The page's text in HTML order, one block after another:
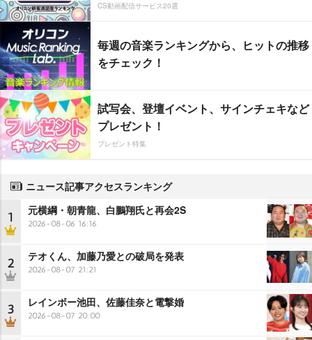
CS動画配信サービス20選
毎週の音楽ランキングから、ヒットの推移
をチェック！
試写会、登壇イベント、サインチェキなど
プレゼント！
プレゼント特集
ニュース記事アクセスランキング
1 元横綱・朝青龍、白鵬翔氏と再会2S
2026-08-06 16:16
2 テオくん、加藤乃愛との破局を発表
2026-08-07 21:21
3 レインボー池田、佐藤佳奈と電撃婚
2026-08-07 20:00